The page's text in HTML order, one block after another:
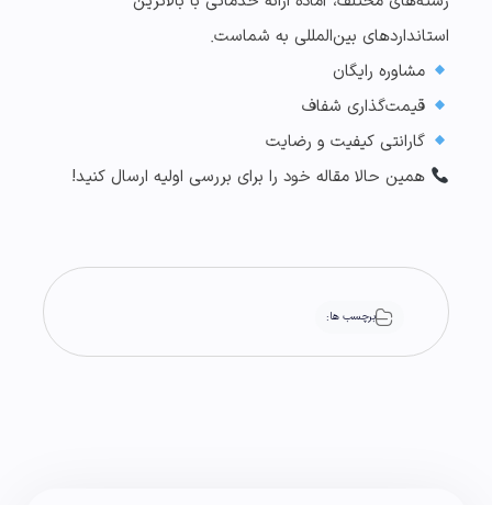
استانداردهای بین‌المللی به شماست.
مشاوره رایگان
قیمت‌گذاری شفاف
گارانتی کیفیت و رضایت
همین حالا مقاله خود را برای بررسی اولیه ارسال کنید!
برچسب ها: